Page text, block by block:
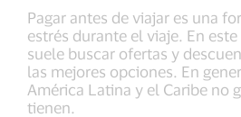
Pagar antes de viajar es una
estrés durante el viaje. En
suele buscar ofertas y
las mejores opciones. En
América Latina y el Caribe no
tienen.